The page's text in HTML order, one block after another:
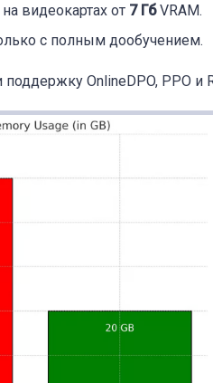
видеокартах от 7 ГбVRAM.
с полным дообучением.
OnlineDPO, PPO и